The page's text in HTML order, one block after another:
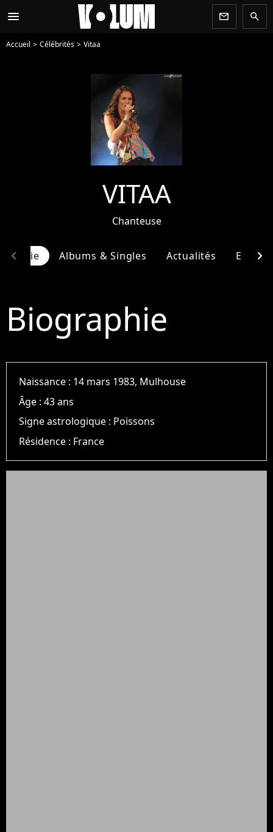
menu newsletter search
Accueil Célébrités Vitaa
VITAA
Chanteuse
Albums & Singles Actualités
chevron_left chevron_right
Biographie
Naissance : 14 mars 1983, Mulhouse
Âge :43 ans
Signe astrologique : Poissons
Résidence : France